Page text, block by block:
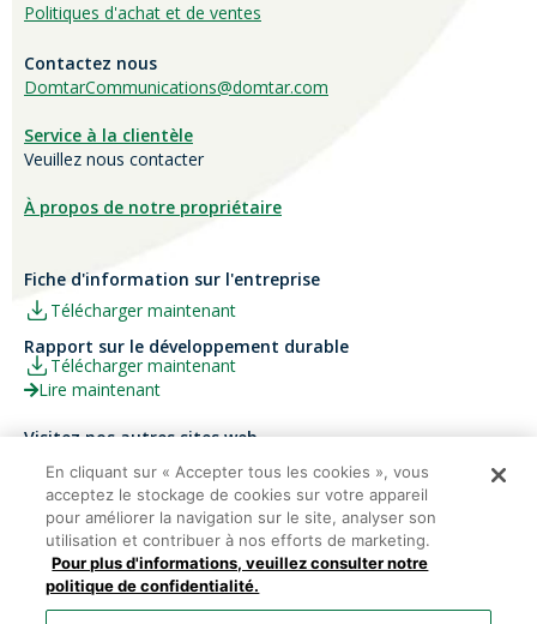
Politiques d'achat et de ventes
Contactez nous
DomtarCommunications@domtar.com
Service à la clientèle
Veuillez nous contacter
À propos de notre propriétaire
Fiche d'information sur l'entreprise
Télécharger maintenant
Rapport sur le développement durable
Télécharger maintenant
Lire maintenant
Visitez nos autres sites web
Carrières
Ariva
Papier Xerox® Canada
Xerox® Paper USA
En cliquant sur « Accepter tous les cookies », vous
acceptez le stockage de cookies sur votre appareil
pour améliorer la navigation sur le site, analyser son
utilisation et contribuer à nos efforts de marketing.
Pour plus d'informations, veuillez consulter notre
politique de confidentialité.